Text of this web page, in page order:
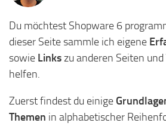
Du möchtest Shopware 6
dieser Seite sammle ich eigene
sowie Linkszu anderen Seiten und
helfen.
Zuerst findest du einige
Themen in alphabetischer